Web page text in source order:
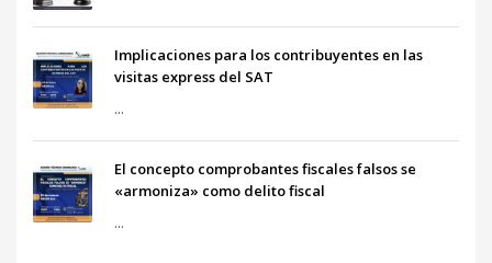
Implicaciones para los contribuyentes en las
visitas express del SAT
...
El concepto comprobantes fiscales falsos se
«armoniza» como delito fiscal
...